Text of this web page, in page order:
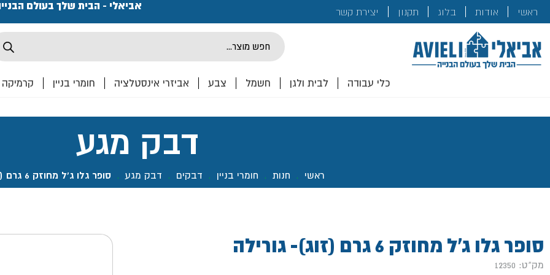
ראשי אודות בלוג תקנון יצירת קשרלכם!
אביאלי - הבית שלך בעולם
Products
search
כלי עבודה לבית ולגן חשמל צבע אביזרי אינסטלציה חומרי בניין קרמיקה
דבק מגע
ראשי . חנות . חומרי בניין . דבקים . דבק מגע . סופר גלו ג'ל מחוזק 6 גרם (זוג)- גורילה
סופר גלו ג'ל מחוזק 6 גרם (זוג)- גורילה
מק"ט: 12350